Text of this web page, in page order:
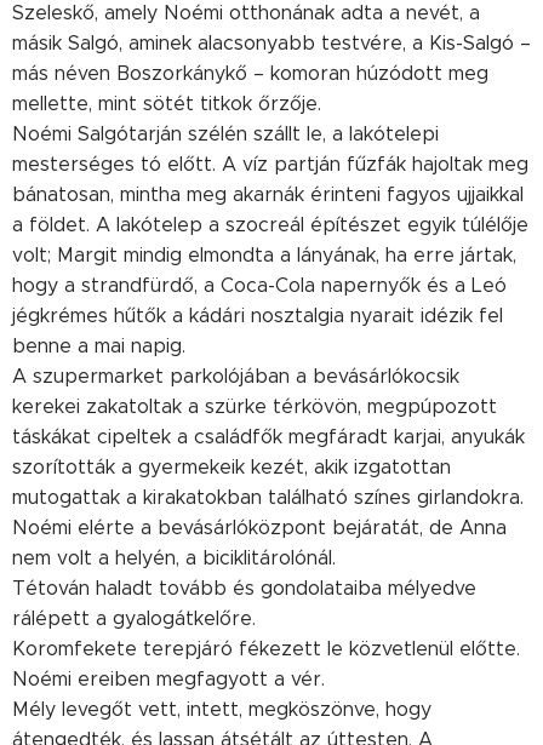
Szeleskő, amely Noémi otthonának adta a nevét, a
másik Salgó, aminek alacsonyabb testvére, a Kis-Salgó –
más néven Boszorkánykő – komoran húzódott meg
mellette, mint sötét titkok őrzője.
Noémi Salgótarján szélén szállt le, a lakótelepi
mesterséges tó előtt. A víz partján fűzfák hajoltak meg
bánatosan, mintha meg akarnák érinteni fagyos ujjaikkal
a földet. A lakótelep a szocreál építészet egyik túlélője
volt; Margit mindig elmondta a lányának, ha erre jártak,
hogy a strandfürdő, a Coca-Cola napernyők és a Leó
jégkrémes hűtők a kádári nosztalgia nyarait idézik fel
benne a mai napig.
A szupermarket parkolójában a bevásárlókocsik
kerekei zakatoltak a szürke térkövön, megpúpozott
táskákat cipeltek a családfők megfáradt karjai, anyukák
szorították a gyermekeik kezét, akik izgatottan
mutogattak a kirakatokban található színes girlandokra.
Noémi elérte a bevásárlóközpont bejáratát, de Anna
nem volt a helyén, a biciklitárolónál.
Tétován haladt tovább és gondolataiba mélyedve
rálépett a gyalogátkelőre.
Koromfekete terepjáró fékezett le közvetlenül előtte.
Noémi ereiben megfagyott a vér.
Mély levegőt vett, intett, megköszönve, hogy
átengedték, és lassan átsétált az úttesten. A